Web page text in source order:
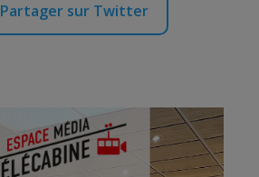
Partager sur Twitter